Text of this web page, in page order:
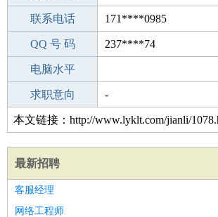
期望月薪
联系电话 171****0985
手机号码 171****0985
QQ 号 码 237****74
微信号码
电脑水平
外语水平
求职意向 -
本文链接：http://www.lyklt.com/jianli/
最新招聘
客服经理
网络工程师